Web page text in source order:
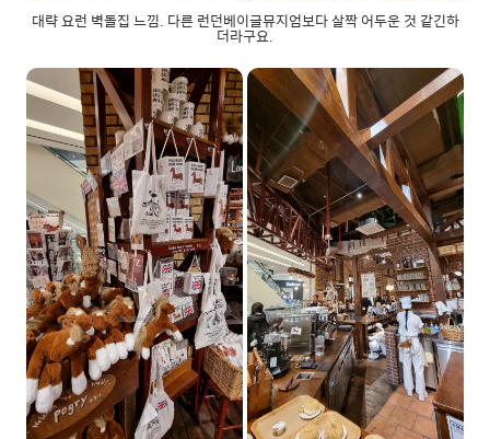
대략 요런 벽돌집 느낌. 다른 런던베이글뮤지엄보다 살짝 어두운 것 같긴하
더라구요.